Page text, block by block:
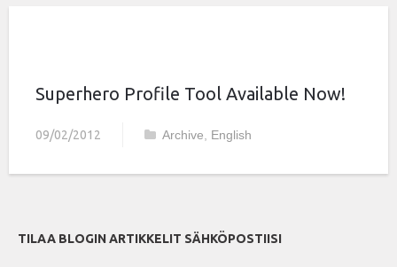
Superhero Profile Tool Available Now!
09/02/2012 Archive English
TILAA BLOGIN ARTIKKELIT SÄHKÖPOSTIISI